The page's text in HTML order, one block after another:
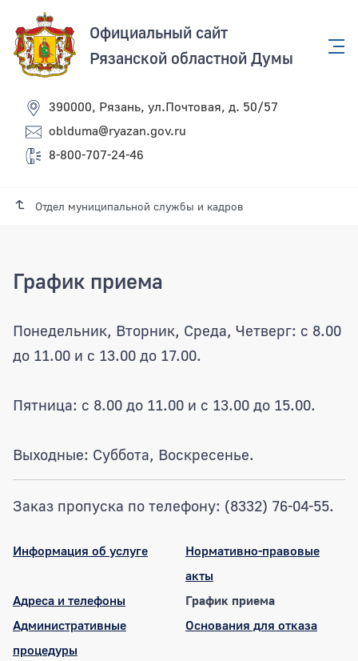
Официальный сайт
Рязанской областной Думы
390000, Рязань, ул.Почтовая, д. 50/57
oblduma@ryazan.gov.ru
8-800-707-24-46
Отдел муниципальной службы и кадров
График приема
Понедельник, Вторник, Среда, Четверг: с 8.00
до 11.00 и с 13.00 до 17.00.
Пятница: с 8.00 до 11.00 и с 13.00 до 15.00.
Выходные: Суббота, Воскресенье.
Заказ пропуска по телефону: (8332) 76-04-55.
Информация об услуге
Нормативно-правовые
акты
Адреса и телефоны
График приема
Административные
процедуры
Основания для отказа